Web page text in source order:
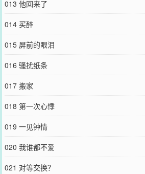
013 他回来了
014 买醉
015 屏前的眼泪
016 骚扰纸条
017 搬家
018 第一次心悸
019 一见钟情
020 我谁都不爱
021 对等交换？